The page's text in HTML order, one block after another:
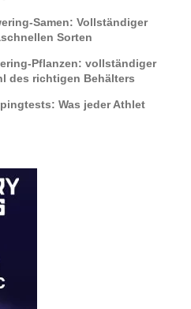
Samen: Vollständiger
Sorten
Pflanzen: vollständiger
des richtigen Behälters
Was jeder Athlet